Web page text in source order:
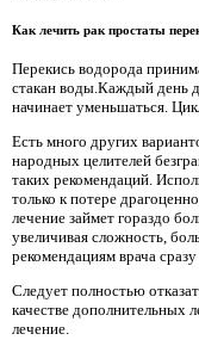
Как лечить рак простаты
Перекись водорода
стакан воды.Каждый день
начинает уменьшаться.
Есть много других
народных целителей
таких рекомендаций.
только к потере
лечение займет гораздо
увеличивая сложность,
рекомендациям врача
Следует полностью
качестве дополнительных
лечение.